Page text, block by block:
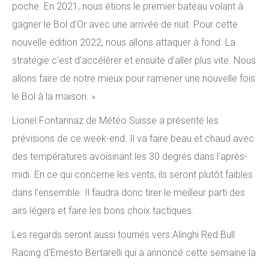
poche. En 2021, nous étions le premier bateau volant à
gagner le Bol d’Or avec une arrivée de nuit. Pour cette
nouvelle édition 2022, nous allons attaquer à fond. La
stratégie c'est d’accélérer et ensuite d’aller plus vite. Nous
allons faire de notre mieux pour ramener une nouvelle fois
le Bol à la maison. »
Lionel Fontannaz de Météo Suisse a présenté les
prévisions de ce week-end. Il va faire beau et chaud avec
des températures avoisinant les 30 degrés dans l’après-
midi. En ce qui concerne les vents, ils seront plutôt faibles
dans l’ensemble. Il faudra donc tirer le meilleur parti des
airs légers et faire les bons choix tactiques.
Les regards seront aussi tournés vers Alinghi Red Bull
Racing d'Ernesto Bertarelli qui a annoncé cette semaine la